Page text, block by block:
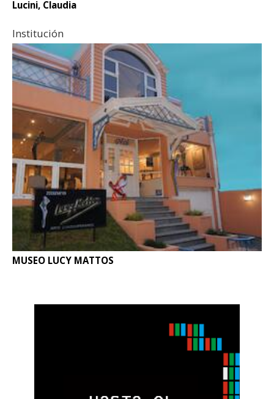
Lucini, Claudia
Institución
MUSEO LUCY MATTOS